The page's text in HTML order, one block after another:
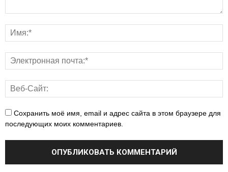
Сохранить моё имя, email и адрес сайта в этом браузере для
последующих моих комментариев.